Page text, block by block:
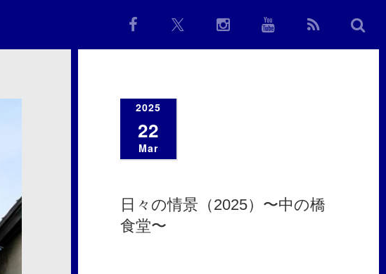
2025
22
Mar
日々の情景（2025）〜中の橋
食堂〜